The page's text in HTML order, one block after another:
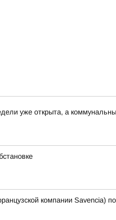
уже открыта, а
компании Savencia)